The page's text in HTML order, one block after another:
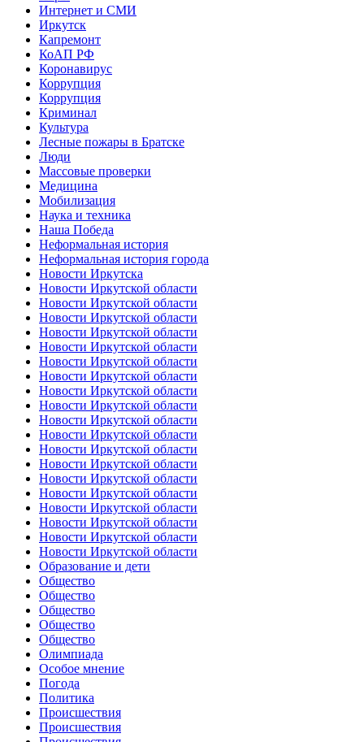
Интернет и СМИ
Иркутск
Капремонт
КоАП РФ
Коронавирус
Коррупция
Коррупция
Криминал
Культура
Лесные пожары в Братске
Люди
Массовые проверки
Медицина
Мобилизация
Наука и техника
Наша Победа
Неформальная история
Неформальная история города
Новости Иркутска
Новости Иркутской области
Новости Иркутской области
Новости Иркутской области
Новости Иркутской области
Новости Иркутской области
Новости Иркутской области
Новости Иркутской области
Новости Иркутской области
Новости Иркутской области
Новости Иркутской области
Новости Иркутской области
Новости Иркутской области
Новости Иркутской области
Новости Иркутской области
Новости Иркутской области
Новости Иркутской области
Новости Иркутской области
Новости Иркутской области
Новости Иркутской области
Образование и дети
Общество
Общество
Общество
Общество
Общество
Олимпиада
Особое мнение
Погода
Политика
Происшествия
Происшествия